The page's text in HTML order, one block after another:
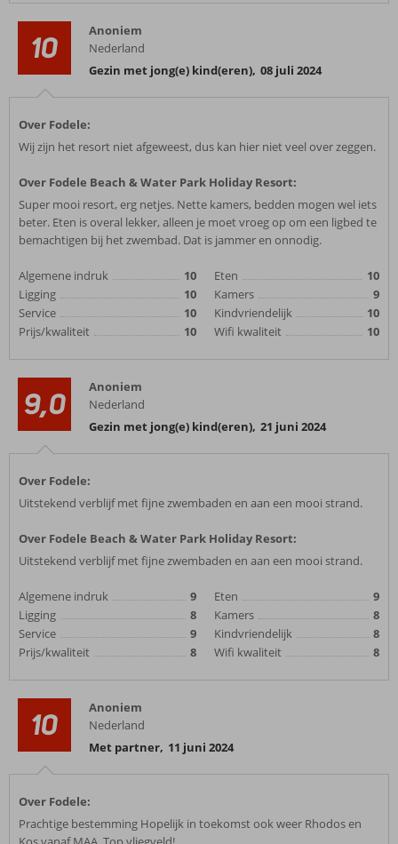
10
Anoniem
Nederland
Gezin met jong(e) kind(eren), 08 juli 2024
Over Fodele:
Wij zijn het resort niet afgeweest, dus kan hier niet veel over zeggen.
Over Fodele Beach & Water Park Holiday Resort:
Super mooi resort, erg netjes. Nette kamers, bedden mogen wel iets
beter. Eten is overal lekker, alleen je moet vroeg op om een ligbed te
bemachtigen bij het zwembad. Dat is jammer en onnodig.
Algemene indruk
10
Ligging
10
Service
10
Prijs/kwaliteit
10
Eten
10
Kamers
9
Kindvriendelijk
10
Wifi kwaliteit
10
9,0
Anoniem
Nederland
Gezin met jong(e) kind(eren), 21 juni 2024
Over Fodele:
Uitstekend verblijf met fijne zwembaden en aan een mooi strand.
Over Fodele Beach & Water Park Holiday Resort:
Uitstekend verblijf met fijne zwembaden en aan een mooi strand.
Algemene indruk
9
Ligging
8
Service
9
Prijs/kwaliteit
8
Eten
9
Kamers
8
Kindvriendelijk
8
Wifi kwaliteit
8
10
Anoniem
Nederland
Met partner, 11 juni 2024
Over Fodele:
Prachtige bestemming Hopelijk in toekomst ook weer Rhodos en